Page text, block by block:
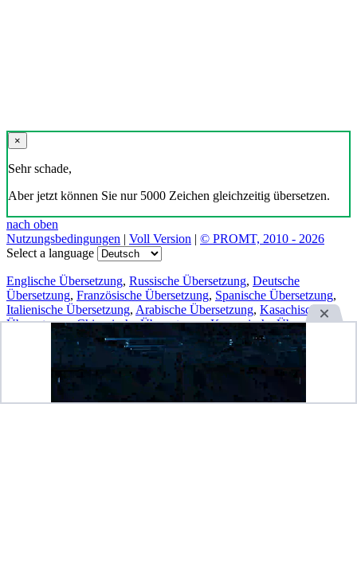
×
Sehr schade,
Aber jetzt können Sie nur 5000 Zeichen gleichzeitig übersetzen.
nach oben
Nutzungsbedingungen | Voll Version | © PROMT, 2010 - 2026
Select a language
Englische Übersetzung, Russische Übersetzung, Deutsche
Übersetzung, Französische Übersetzung, Spanische Übersetzung,
Italienische Übersetzung, Arabische Übersetzung, Kasachische
Übersetzung,Chinesische Übersetzung,Koreanische Übersetzung,
Portugiesische Übersetzung,Türkische Übersetzung,Ukrainische
Übersetzung Finnische Übersetzung
Japanische Übersetzung
Spanische Konjugation , Englische Konjugation ,Deutsche
Konjugation, Italienische Konjugation Portugiesische Konjugation
Russische Konjugation
Französische Konjugation